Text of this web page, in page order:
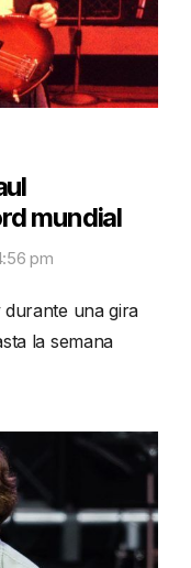
mundial
pm
una gira
la semana